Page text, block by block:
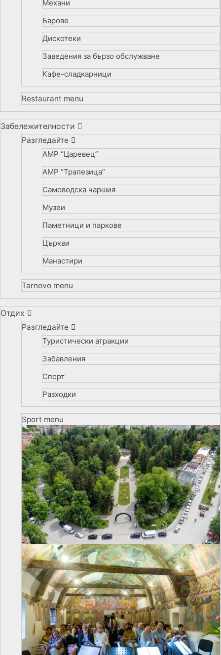
Механи
Барове
Дискотеки
Заведения за бързо обслужване
Кафе-сладкарници
Restaurant menu
Забележителности
Разгледайте
АМР “Царевец”
АМР “Трапезица”
Самоводска чаршия
Музеи
Паметници и паркове
Църкви
Манастири
Tarnovo menu
Отдих
Разгледайте
Туристически атракции
Забавления
Спорт
Разходки
Sport menu